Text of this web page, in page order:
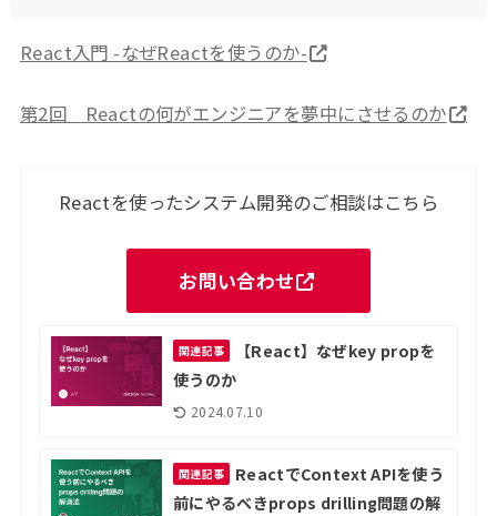
React入門 -なぜReactを使うのか-
第2回 Reactの何がエンジニアを夢中にさせるのか
Reactを使ったシステム開発のご相談はこちら
お問い合わせ
関連記事
【React】なぜkey propを
使うのか
2024.07.10
関連記事
ReactでContext APIを使う
前にやるべきprops drilling問題の解